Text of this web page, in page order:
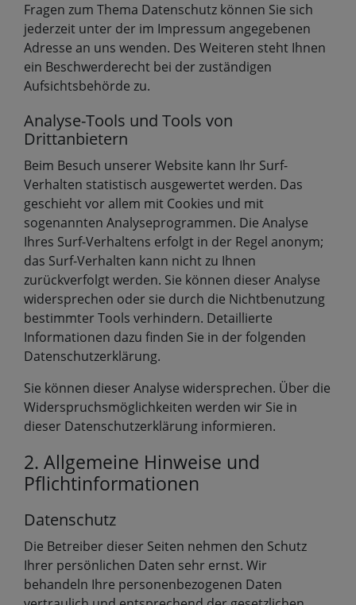
Fragen zum Thema Datenschutz können Sie sich
jederzeit unter der im Impressum angegebenen
Adresse an uns wenden. Des Weiteren steht Ihnen
ein Beschwerderecht bei der zuständigen
Aufsichtsbehörde zu.
Analyse-Tools und Tools von
Drittanbietern
Beim Besuch unserer Website kann Ihr Surf-
Verhalten statistisch ausgewertet werden. Das
geschieht vor allem mit Cookies und mit
sogenannten Analyseprogrammen. Die Analyse
Ihres Surf-Verhaltens erfolgt in der Regel anonym;
das Surf-Verhalten kann nicht zu Ihnen
zurückverfolgt werden. Sie können dieser Analyse
widersprechen oder sie durch die Nichtbenutzung
bestimmter Tools verhindern. Detaillierte
Informationen dazu finden Sie in der folgenden
Datenschutzerklärung.
Sie können dieser Analyse widersprechen. Über die
Widerspruchsmöglichkeiten werden wir Sie in
dieser Datenschutzerklärung informieren.
2. Allgemeine Hinweise und
Pflichtinformationen
Datenschutz
Die Betreiber dieser Seiten nehmen den Schutz
Ihrer persönlichen Daten sehr ernst. Wir
behandeln Ihre personenbezogenen Daten